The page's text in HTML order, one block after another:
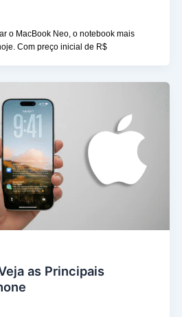
o MacBook Neo, o notebook mais
Com preço inicial de R$
as Principais